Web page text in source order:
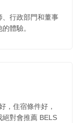
、行政部門和董事
體驗。
，住宿條件好，
對會推薦 BELS